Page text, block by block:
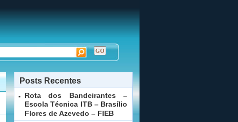
Posts Recentes
Rota dos Bandeirantes –
Escola Técnica ITB – Brasílio
Flores de Azevedo – FIEB